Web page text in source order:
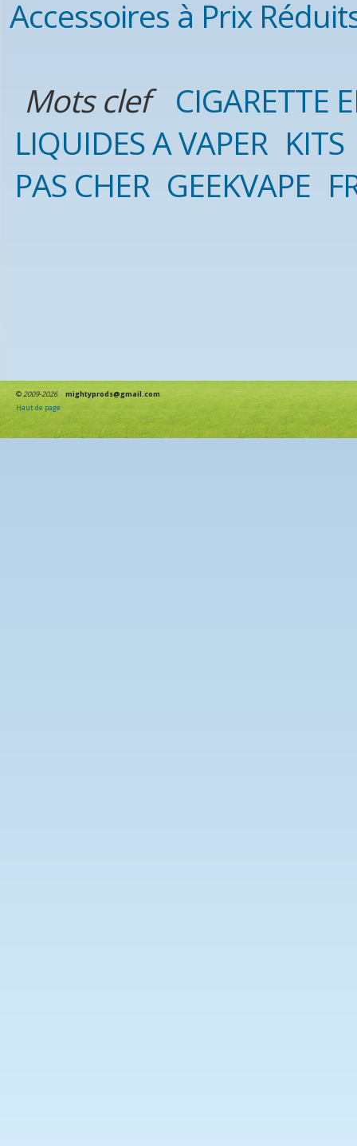
Accessoires à Prix
Mots clef
CIGARETTE
LIQUIDES A VAPER KITS
PAS CHER GEEKVAPE
©2009-2026
mightyprods@gmail.com
Haut de page